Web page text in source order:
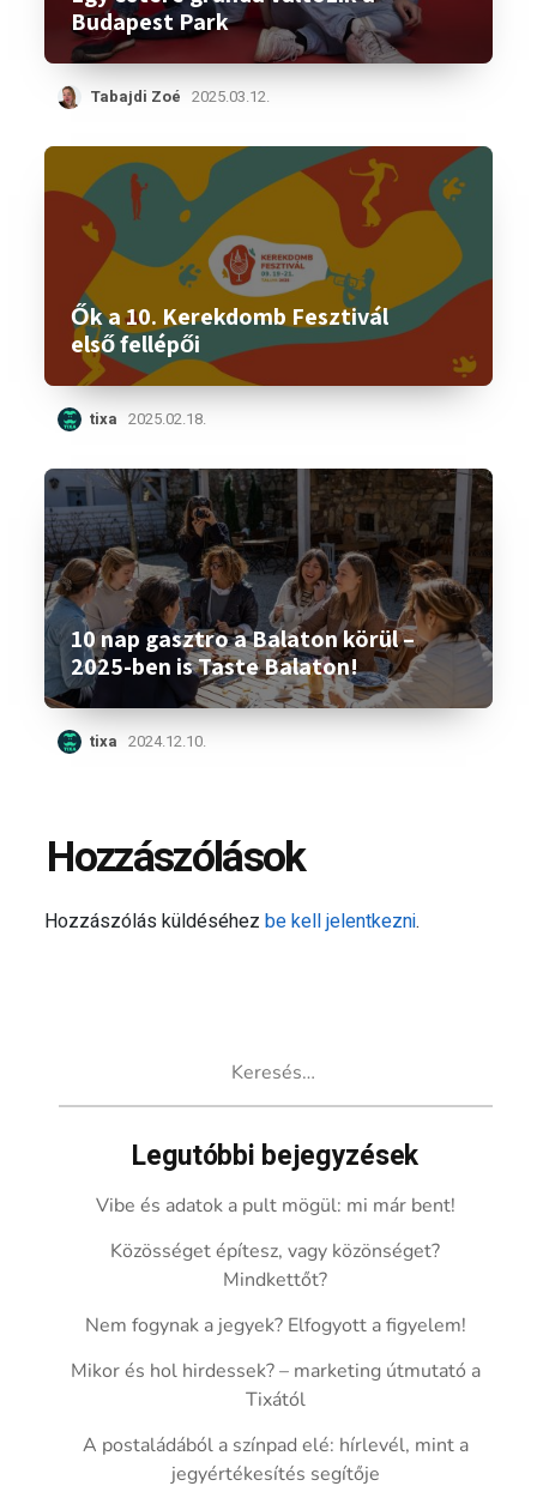
Budapest Park
Tabajdi Zoé 2025.03.12.
Ők a 10. Kerekdomb Fesztivál
első fellépői
tixa 2025.02.18.
10 nap gasztro a Balaton körül –
2025-ben is Taste Balaton!
tixa 2024.12.10.
Hozzászólások
Hozzászólás küldéséhezbe kell jelentkezni.
Legutóbbi bejegyzések
Vibe és adatok a pult mögül: mi már bent!
Közösséget építesz, vagy közönséget?
Mindkettőt?
Nem fogynak a jegyek? Elfogyott a figyelem!
Mikor és hol hirdessek? – marketing útmutató a
Tixától
A postaládából a színpad elé: hírlevél, mint a
jegyértékesítés segítője